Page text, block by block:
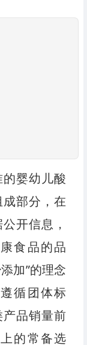
婴幼儿酸
部分，在
开信息，
食品的品
加”的理念
循团体标
品销量前
的常备选